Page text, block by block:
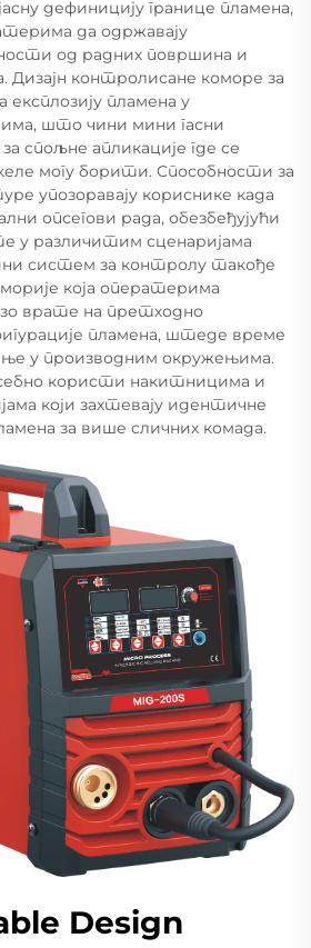
дефиницију границе пламена,
да одржавају
од радних површина и
Дизајн контролисане коморе за
експлозију пламена у
што чини мини гасни
спољне апликације где се
могу борити. Способности за
упозоравају кориснике када
опсегови рада, обезбеђујући
у различитим сценаријама
систем за контролу такође
која оператерима
врате на претходно
пламена, штеде време
у производним окружењима.
користи накитницима и
који захтевају идентичне
за више сличних комада.
Design